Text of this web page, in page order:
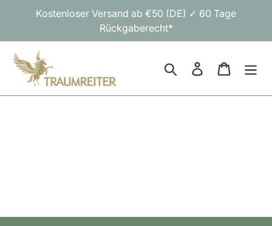
Inhalt
Kostenloser Versand ab €50 (DE) ✓ 60 Tage
Rückgaberecht*
SuchenEinloggen